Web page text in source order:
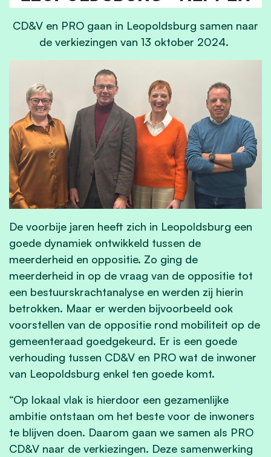
CD&V en PRO gaan in Leopoldsburg samen naar
de verkiezingen van 13 oktober 2024.
De voorbije jaren heeft zich in Leopoldsburg een
goede dynamiek ontwikkeld tussen de
meerderheid en oppositie. Zo ging de
meerderheid in op de vraag van de oppositie tot
een bestuurskrachtanalyse en werden zij hierin
betrokken. Maar er werden bijvoorbeeld ook
voorstellen van de oppositie rond mobiliteit op de
gemeenteraad goedgekeurd. Er is een goede
verhouding tussen CD&V en PRO wat de inwoner
van Leopoldsburg enkel ten goede komt.
“Op lokaal vlak is hierdoor een gezamenlijke
ambitie ontstaan om het beste voor de inwoners
te blijven doen. Daarom gaan we samen als PRO
CD&V naar de verkiezingen. Deze samenwerking